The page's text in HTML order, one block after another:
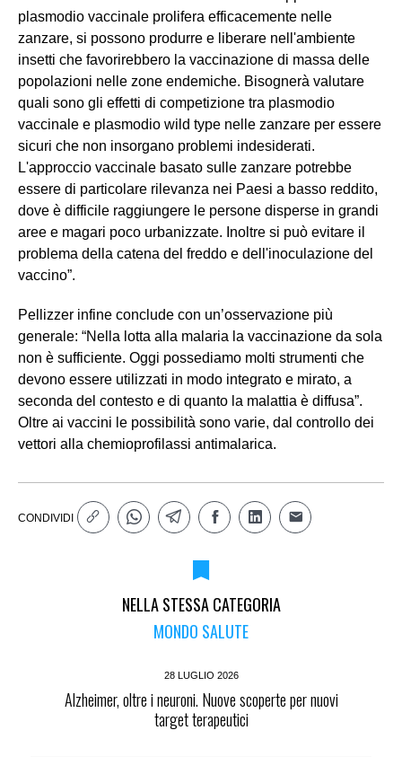
plasmodio vaccinale prolifera efficacemente nelle
zanzare, si possono produrre e liberare nell'ambiente
insetti che favorirebbero la vaccinazione di massa delle
popolazioni nelle zone endemiche. Bisognerà valutare
quali sono gli effetti di competizione tra plasmodio
vaccinale e plasmodio wild type nelle zanzare per essere
sicuri che non insorgano problemi indesiderati.
L'approccio vaccinale basato sulle zanzare potrebbe
essere di particolare rilevanza nei Paesi a basso reddito,
dove è difficile raggiungere le persone disperse in grandi
aree e magari poco urbanizzate. Inoltre si può evitare il
problema della catena del freddo e dell'inoculazione del
vaccino”.
Pellizzer infine conclude con un’osservazione più
generale: “Nella lotta alla malaria la vaccinazione da sola
non è sufficiente. Oggi possediamo molti strumenti che
devono essere utilizzati in modo integrato e mirato, a
seconda del contesto e di quanto la malattia è diffusa”.
Oltre ai vaccini le possibilità sono varie, dal controllo dei
vettori alla chemioprofilassi antimalarica.
CONDIVIDI
NELLA STESSA CATEGORIA
MONDO SALUTE
28 LUGLIO 2026
Alzheimer, oltre i neuroni. Nuove scoperte per nuovi
target terapeutici